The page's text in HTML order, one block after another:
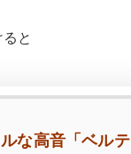
と
な高音「ベルテ